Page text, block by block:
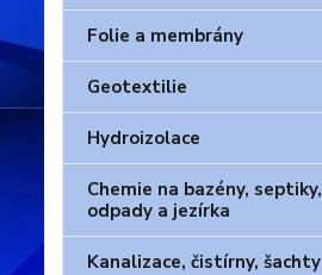
Folie a membrány
Geotextilie
Hydroizolace
Chemie na bazény, septiky,
odpady a jezírka
Kanalizace, čistírny, šachty